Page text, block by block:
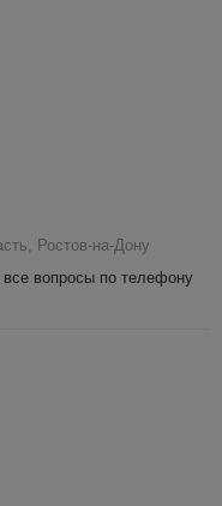
Ростов-на-Дону
вопросы по телефону